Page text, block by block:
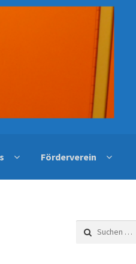
Förderverein
nach: